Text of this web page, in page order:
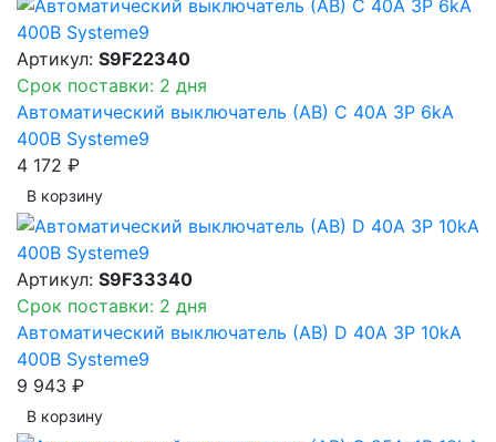
Артикул: S9F22340
Срок поставки: 2 дня
Автоматический выключатель (АВ) C 40A 3P 6kA
400В Systeme9
4 172 ₽
В корзинy
Артикул: S9F33340
Срок поставки: 2 дня
Автоматический выключатель (АВ) D 40A 3P 10kA
400В Systeme9
9 943 ₽
В корзинy